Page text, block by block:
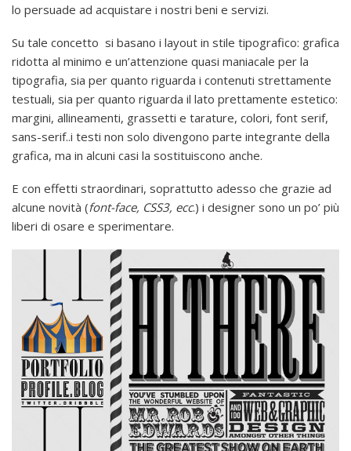
lo persuade ad acquistare i nostri beni e servizi.
Su tale concetto si basano i layout in stile tipografico: grafica
ridotta al minimo e un’attenzione quasi maniacale per la
tipografia, sia per quanto riguarda i contenuti strettamente
testuali, sia per quanto riguarda il lato prettamente estetico:
margini, allineamenti, grassetti e tarature, colori, font serif,
sans-serif..i testi non solo divengono parte integrante della
grafica, ma in alcuni casi la sostituiscono anche.
E con effetti straordinari, soprattutto adesso che grazie ad
alcune novità (font-face, CSS3, ecc.) i designer sono un po’ più
liberi di osare e sperimentare.